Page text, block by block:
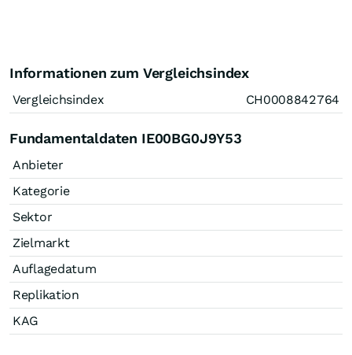
Informationen zum Vergleichsindex
Vergleichsindex CH0008842764
Fundamentaldaten IE00BG0J9Y53
Anbieter
Kategorie
Sektor
Zielmarkt
Auflagedatum
Replikation
KAG